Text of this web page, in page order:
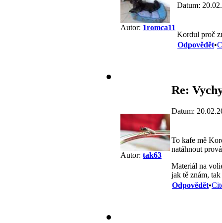
Autor: 1romca11
Datum:
Kordul proč
Odpovědět•
Autor: tak63
Re:
Datum:
To kafe mě
natáhnout
Materiál na
jak tě znám,
Odpovědět•